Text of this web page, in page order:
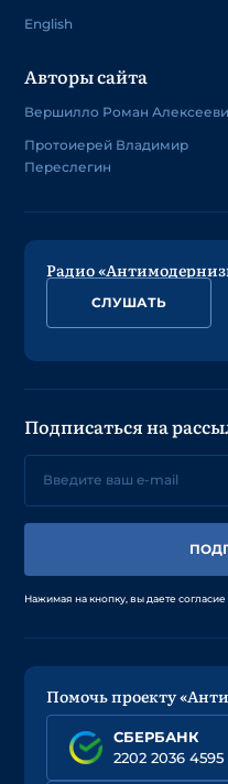
English
Авторы сайта
Вершилло Роман
Протоиерей Владимир
Переслегин
Радио
СЛУШАТЬ
Подписаться на
Нажимая на кнопку, вы даете
Помочь проекту
СБЕРБАНК
2202 2036